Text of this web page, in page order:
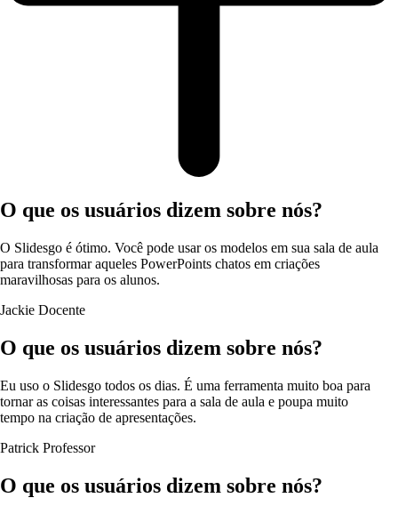
O que os usuários dizem sobre nós?
O Slidesgo é ótimo. Você pode usar os modelos em sua sala de aula
para transformar aqueles PowerPoints chatos em criações
maravilhosas para os alunos.
Jackie Docente
O que os usuários dizem sobre nós?
Eu uso o Slidesgo todos os dias. É uma ferramenta muito boa para
tornar as coisas interessantes para a sala de aula e poupa muito
tempo na criação de apresentações.
Patrick Professor
O que os usuários dizem sobre nós?